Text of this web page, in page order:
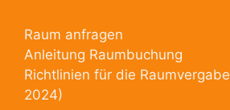
Raum anfragen
Anleitung Raumbuchung
Richtlinien für die Raumvergabe
2024)